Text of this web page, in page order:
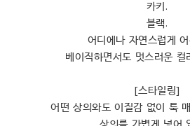
카키.
블랙.
어디에나 자연스럽게
베이직하면서도 멋스러운 컬
[스타일링]
어떤 상의와도 이질감 없이 툭
상의를 가볍게 넣어